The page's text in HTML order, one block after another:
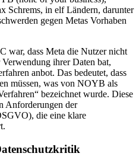
Schrems, in elf Ländern, darunter
gegen Metas Vorhaben
war, dass Meta die Nutzer nicht
ihrer Daten bat,
anbot. Das bedeutet, dass
müssen, was von NOYB als
bezeichnet wurde. Diese
Anforderungen der
die eine klare